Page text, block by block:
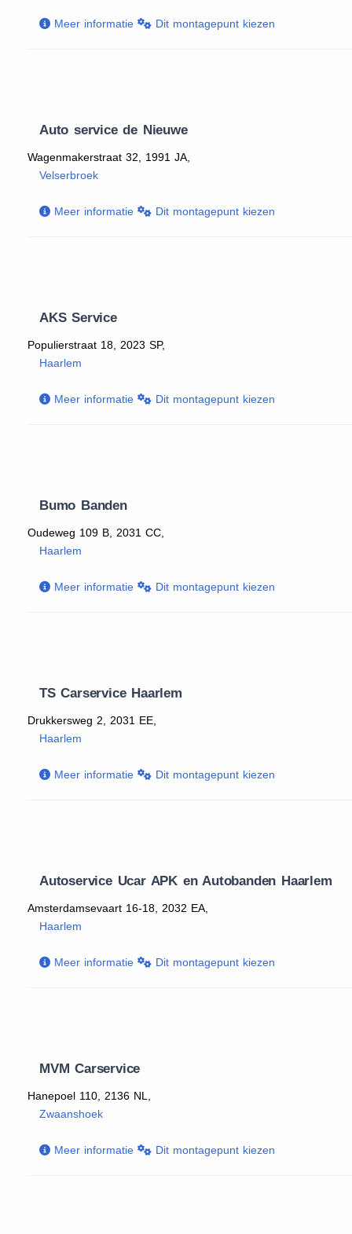
Meer informatie Dit montagepunt kiezen
Auto service de Nieuwe
Wagenmakerstraat 32, 1991 JA,
Velserbroek
Meer informatie Dit montagepunt kiezen
AKS Service
Populierstraat 18, 2023 SP,
Haarlem
Meer informatie Dit montagepunt kiezen
Bumo Banden
Oudeweg 109 B, 2031 CC,
Haarlem
Meer informatie Dit montagepunt kiezen
TS Carservice Haarlem
Drukkersweg 2, 2031 EE,
Haarlem
Meer informatie Dit montagepunt kiezen
Autoservice Ucar APK en Autobanden Haarlem
Amsterdamsevaart 16-18, 2032 EA,
Haarlem
Meer informatie Dit montagepunt kiezen
MVM Carservice
Hanepoel 110, 2136 NL,
Zwaanshoek
Meer informatie Dit montagepunt kiezen